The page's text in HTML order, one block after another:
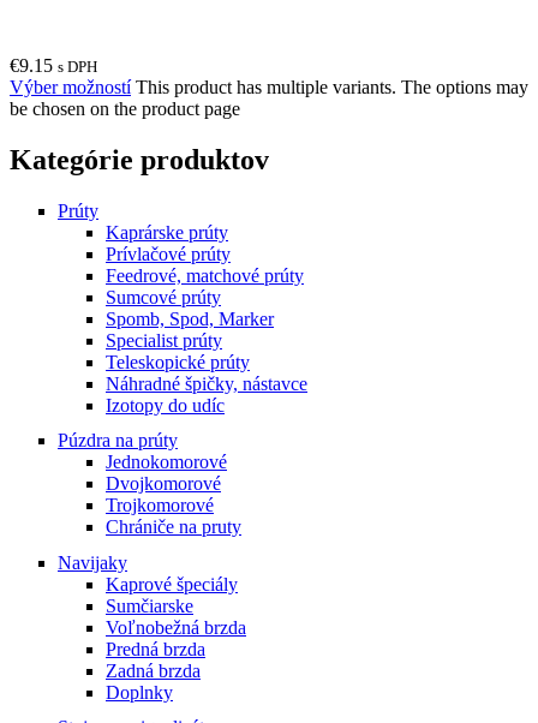
€9.15 s DPH
Výber možností This product has multiple variants. The options may
be chosen on the product page
Kategórie produktov
Prúty
Kaprárske prúty
Prívlačové prúty
Feedrové, matchové prúty
Sumcové prúty
Spomb, Spod, Marker
Specialist prúty
Teleskopické prúty
Náhradné špičky, nástavce
Izotopy do udíc
Púzdra na prúty
Jednokomorové
Dvojkomorové
Trojkomorové
Chrániče na pruty
Navijaky
Kaprové špeciály
Sumčiarske
Voľnobežná brzda
Predná brzda
Zadná brzda
Doplnky